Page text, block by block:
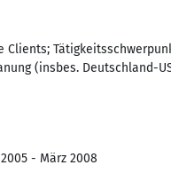
Clients;
(insbes. Deutschland-
- März 2008